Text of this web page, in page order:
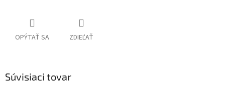
OPÝTAŤ SA ZDIEĽAŤ
Súvisiaci tovar